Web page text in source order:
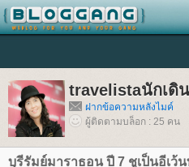
travelistaนักเดิ
ฝากข้อความหลังไมค์
ผู้ติดตามบล็อก : 25 คน
บุรีรัมย์มาราธอน ปี 7 ชูเป็นอีเว้